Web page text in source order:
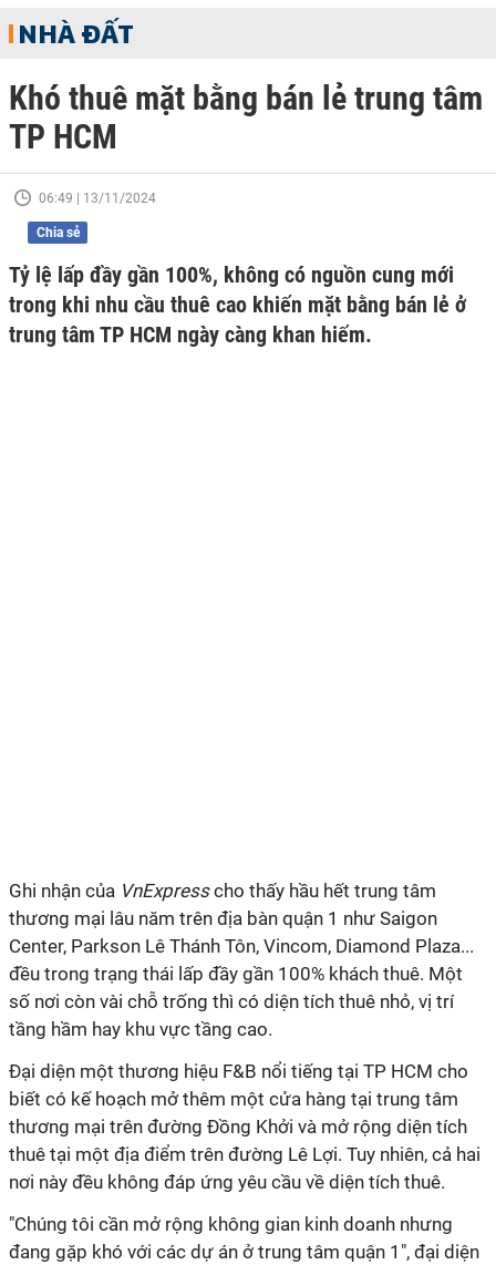
NHÀ ĐẤT
Khó thuê mặt bằng bán lẻ trung tâm
TP HCM
06:49 | 13/11/2024
Chia sẻ
Tỷ lệ lấp đầy gần 100%, không có nguồn cung mới
trong khi nhu cầu thuê cao khiến mặt bằng bán lẻ ở
trung tâm TP HCM ngày càng khan hiếm.
Ghi nhận của VnExpresscho thấy hầu hết trung tâm
thương mại lâu năm trên địa bàn quận 1 như Saigon
Center, Parkson Lê Thánh Tôn, Vincom, Diamond Plaza...
đều trong trạng thái lấp đầy gần 100% khách thuê. Một
số nơi còn vài chỗ trống thì có diện tích thuê nhỏ, vị trí
tầng hầm hay khu vực tầng cao.
Đại diện một thương hiệu F&B nổi tiếng tại TP HCM cho
biết có kế hoạch mở thêm một cửa hàng tại trung tâm
thương mại trên đường Đồng Khởi và mở rộng diện tích
thuê tại một địa điểm trên đường Lê Lợi. Tuy nhiên, cả hai
nơi này đều không đáp ứng yêu cầu về diện tích thuê.
"Chúng tôi cần mở rộng không gian kinh doanh nhưng
đang gặp khó với các dự án ở trung tâm quận 1", đại diện